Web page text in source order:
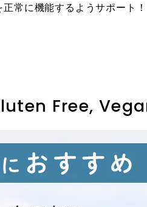
常に機能するようサポート！
Free,